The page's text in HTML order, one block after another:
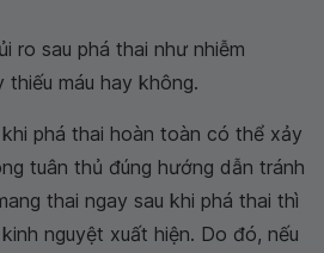
ro sau phá thai như nhiễm
thiếu máu hay không.
phá thai hoàn toàn có thể xảy
tuân thủ đúng hướng dẫn tránh
thai ngay sau khi phá thai thì
nguyệt xuất hiện. Do đó, nếu